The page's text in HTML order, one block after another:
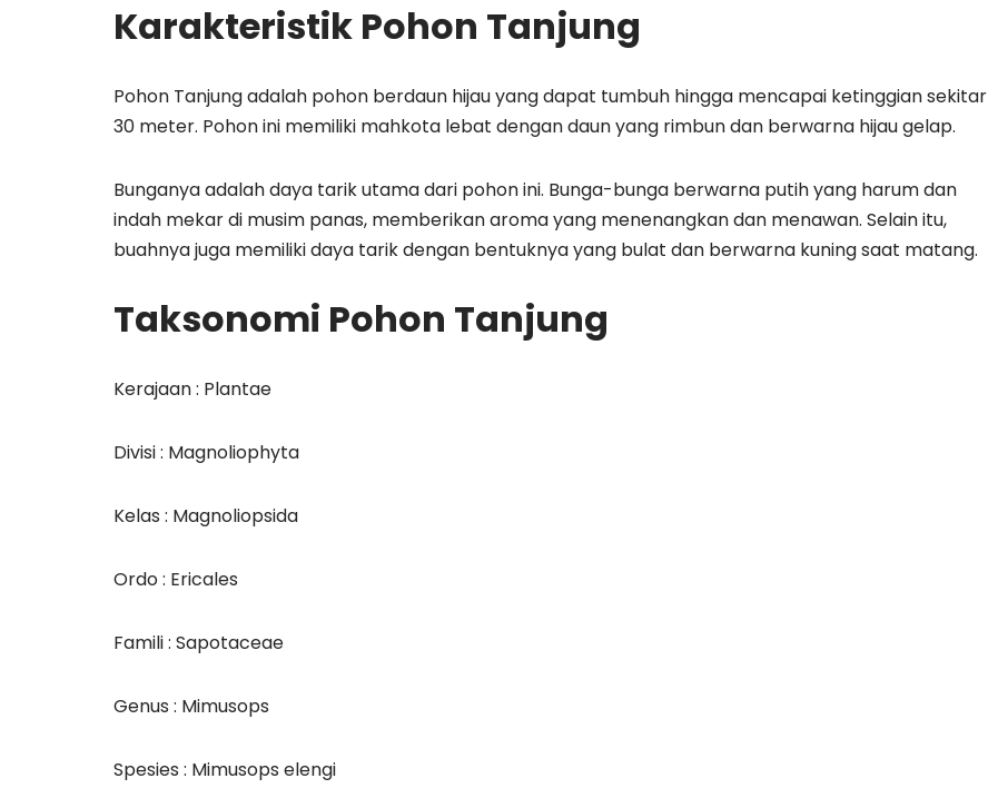
Karakteristik Pohon Tanjung
Pohon Tanjung adalah pohon berdaun hijau yang dapat tumbuh hingga mencapai ketinggian sekitar
30 meter. Pohon ini memiliki mahkota lebat dengan daun yang rimbun dan berwarna hijau gelap.
Bunganya adalah daya tarik utama dari pohon ini. Bunga-bunga berwarna putih yang harum dan
indah mekar di musim panas, memberikan aroma yang menenangkan dan menawan. Selain itu,
buahnya juga memiliki daya tarik dengan bentuknya yang bulat dan berwarna kuning saat matang.
Taksonomi Pohon Tanjung
Kerajaan : Plantae
Divisi : Magnoliophyta
Kelas : Magnoliopsida
Ordo : Ericales
Famili : Sapotaceae
Genus : Mimusops
Spesies : Mimusops elengi